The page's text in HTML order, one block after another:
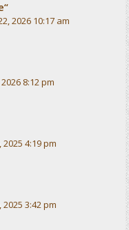
2026 10:17 am
8:12 pm
4:19 pm
3:42 pm